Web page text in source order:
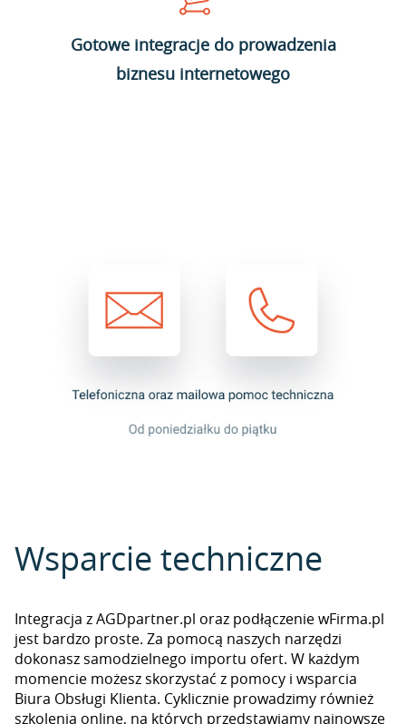
Gotowe integracje do prowadzenia
biznesu internetowego
Wsparcie techniczne
Integracja z AGDpartner.pl oraz podłączenie wFirma.pl
jest bardzo proste. Za pomocą naszych narzędzi
dokonasz samodzielnego importu ofert. W każdym
momencie możesz skorzystać z pomocy i wsparcia
Biura Obsługi Klienta. Cyklicznie prowadzimy również
szkolenia online, na których przedstawiamy najnowsze